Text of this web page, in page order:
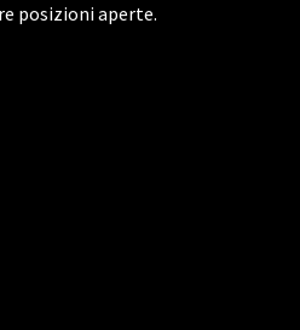
posizioni aperte.